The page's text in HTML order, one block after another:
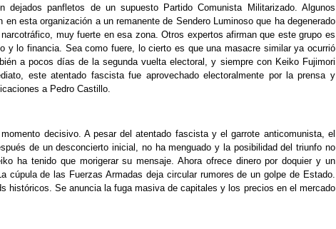
dejados panfletos de un supuesto Partido Comunista Militarizado. Algunos
en esta organización a un remanente de Sendero Luminoso que ha degenerado
muy fuerte en esa zona. Otros expertos afirman que este grupo es
y lo financia. Sea como fuere, lo cierto es que una masacre similar ya ocurrió
a pocos días de la segunda vuelta electoral, y siempre con Keiko Fujimori
este atentado fascista fue aprovechado electoralmente por la prensa y
a Pedro Castillo.
decisivo. A pesar del atentado fascista y el garrote anticomunista, el
de un desconcierto inicial, no ha menguado y la posibilidad del triunfo no
ha tenido que morigerar su mensaje. Ahora ofrece dinero por doquier y un
cúpula de las Fuerzas Armadas deja circular rumores de un golpe de Estado.
históricos. Se anuncia la fuga masiva de capitales y los precios en el mercado